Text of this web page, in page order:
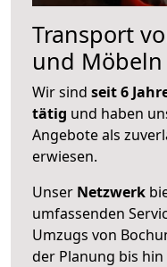
Transport
und
Wir sind seit 6
tätig und haben
Angebote als
erwiesen.
Unser Netzwerk
umfassenden
Umzugs von
der Planung bis